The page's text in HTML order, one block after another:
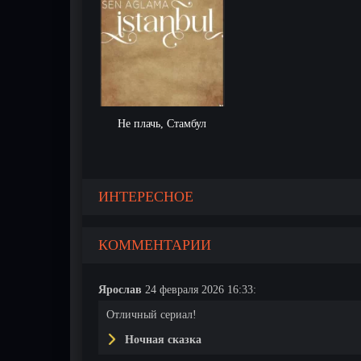
Не плачь, Стамбул
ИНТЕРЕСНОЕ
КОММЕНТАРИИ
Ярослав 24 февраля 2026 16:33:
Отличный сериал!
Ночная сказка